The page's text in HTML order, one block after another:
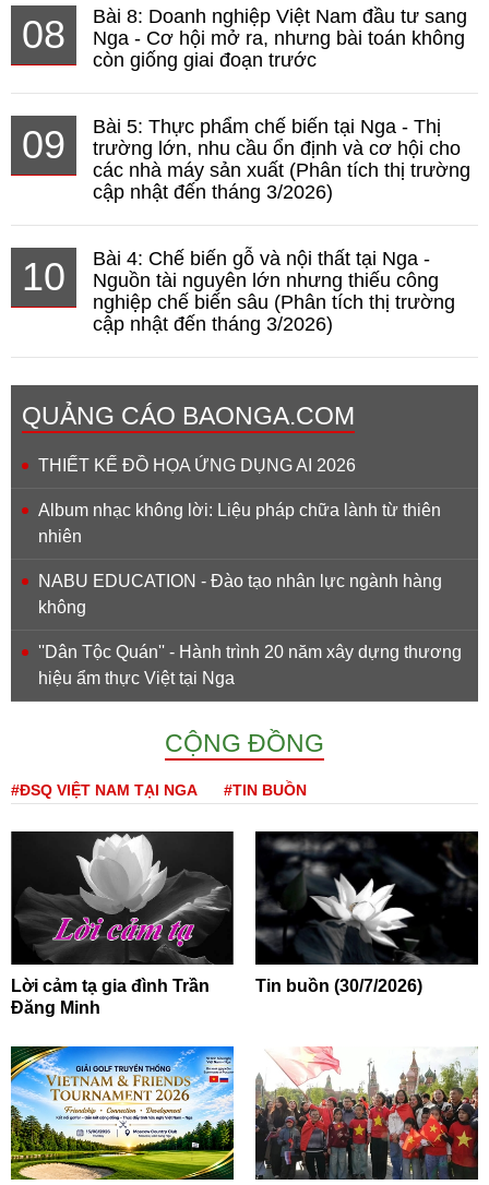
08
Bài 8: Doanh nghiệp Việt Nam đầu tư sang
Nga - Cơ hội mở ra, nhưng bài toán không
còn giống giai đoạn trước
09
Bài 5: Thực phẩm chế biến tại Nga - Thị
trường lớn, nhu cầu ổn định và cơ hội cho
các nhà máy sản xuất (Phân tích thị trường
cập nhật đến tháng 3/2026)
10
Bài 4: Chế biến gỗ và nội thất tại Nga -
Nguồn tài nguyên lớn nhưng thiếu công
nghiệp chế biến sâu (Phân tích thị trường
cập nhật đến tháng 3/2026)
QUẢNG CÁO BAONGA.COM
THIẾT KẾ ĐỒ HỌA ỨNG DỤNG AI 2026
Album nhạc không lời: Liệu pháp chữa lành từ thiên
nhiên
NABU EDUCATION - Đào tạo nhân lực ngành hàng
không
''Dân Tộc Quán'' - Hành trình 20 năm xây dựng thương
hiệu ẩm thực Việt tại Nga
CỘNG ĐỒNG
#ĐSQ VIỆT NAM TẠI NGA #TIN BUỒN
Lời cảm tạ gia đình Trần
Đăng Minh
Tin buồn (30/7/2026)